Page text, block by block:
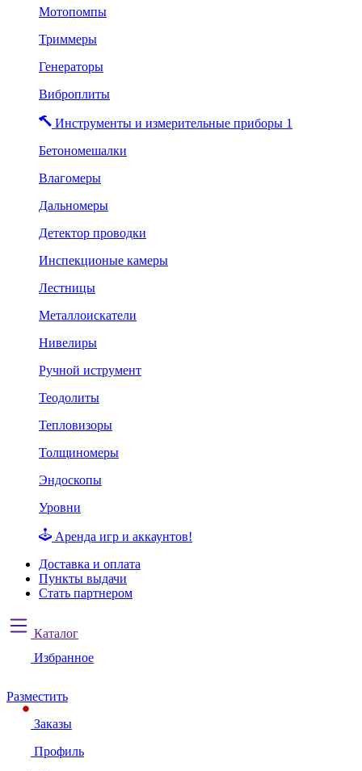
Мотопомпы
Триммеры
Генераторы
Виброплиты
Инструменты и измерительные приборы 1
Бетономешалки
Влагомеры
Дальномеры
Детектор проводки
Инспекционые камеры
Лестницы
Металлоискатели
Нивелиры
Ручной иструмент
Теодолиты
Тепловизоры
Толщиномеры
Эндоскопы
Уровни
Аренда игр и аккаунтов!
Доставка и оплата
Пункты выдачи
Стать партнером
Каталог
Избранное
Разместить
Заказы
Профиль